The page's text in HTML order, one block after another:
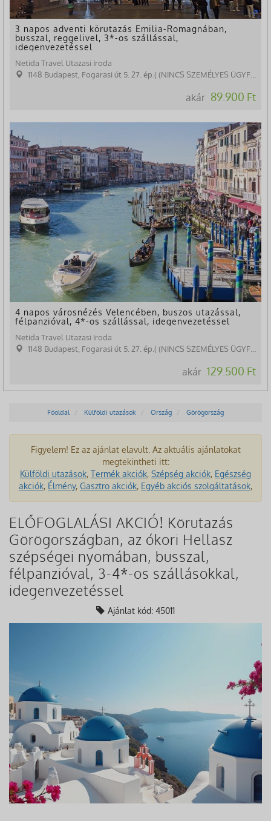
3 napos adventi körutazás Emilia-Romagnában,
busszal, reggelivel, 3*-os szállással,
idegenvezetéssel
Netida Travel Utazasi Iroda
1148 Budapest, Fogarasi út 5. 27. ép.( (NINCS SZEMÉLYES ÜGYFÉLFOGADÁS)
akár 89.900 Ft
4 napos városnézés Velencében, buszos utazással,
félpanzióval, 4*-os szállással, idegenvezetéssel
Netida Travel Utazasi Iroda
1148 Budapest, Fogarasi út 5. 27. ép.( (NINCS SZEMÉLYES ÜGYFÉLFOGADÁS)
akár 129.500 Ft
Főoldal Külföldi utazások Ország Görögország
Figyelem! Ez az ajánlat elavult. Az aktuális ajánlatokat
megtekintheti itt:
Külföldi utazások, Termék akciók, Szépség akciók, Egészség
akciók, Élmény, Gasztro akciók, Egyéb akciós szolgáltatások,
ELŐFOGLALÁSI AKCIÓ! Körutazás
Görögországban, az ókori Hellasz
szépségei nyomában, busszal,
félpanzióval, 3-4*-os szállásokkal,
idegenvezetéssel
Ajánlat kód: 45011